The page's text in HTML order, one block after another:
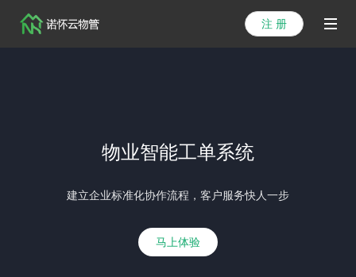
注 册
物业智能工单系统
建立企业标准化协作流程，客户服务快人一步
马上体验